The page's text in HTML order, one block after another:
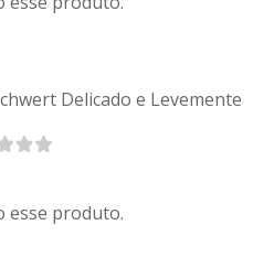
Delicado e Levemente
esse produto.